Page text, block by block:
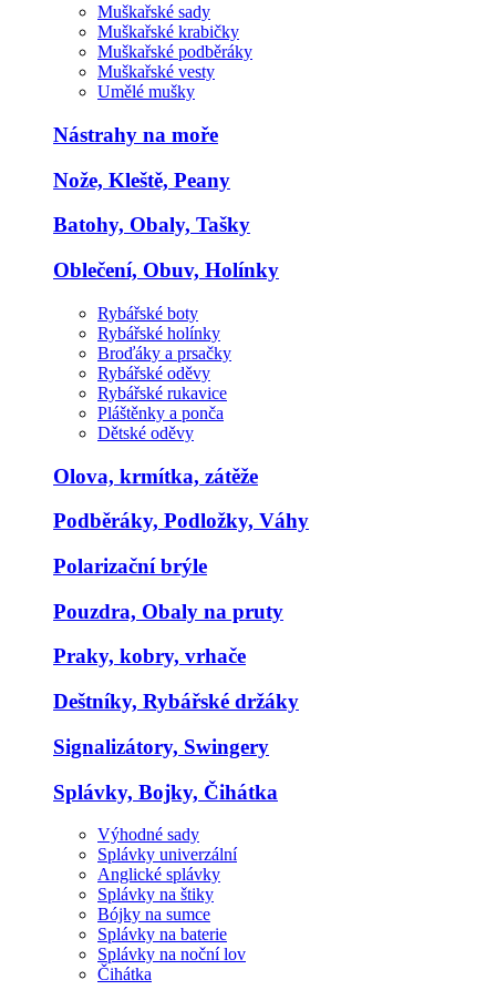
Muškařské sady
Muškařské krabičky
Muškařské podběráky
Muškařské vesty
Umělé mušky
Nástrahy na moře
Nože, Kleště, Peany
Batohy, Obaly, Tašky
Oblečení, Obuv, Holínky
Rybářské boty
Rybářské holínky
Broďáky a prsačky
Rybářské oděvy
Rybářské rukavice
Pláštěnky a ponča
Dětské oděvy
Olova, krmítka, zátěže
Podběráky, Podložky, Váhy
Polarizační brýle
Pouzdra, Obaly na pruty
Praky, kobry, vrhače
Deštníky, Rybářské držáky
Signalizátory, Swingery
Splávky, Bojky, Čihátka
Výhodné sady
Splávky univerzální
Anglické splávky
Splávky na štiky
Bójky na sumce
Splávky na baterie
Splávky na noční lov
Čihátka